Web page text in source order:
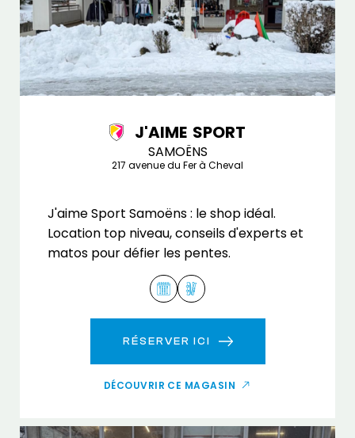
J'AIME SPORT
SAMOËNS
217 avenue du Fer à Cheval
J'aime Sport Samoëns : le shop idéal.
Location top niveau, conseils d'experts et
matos pour défier les pentes.
RÉSERVER ICI
DÉCOUVRIR CE MAGASIN